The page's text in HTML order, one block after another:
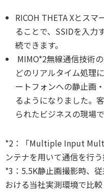
RICOH THETA Xとス
ることで、SSIDを入力
続できます。
MIMO*2無線通信技術
どのリアルタイム処理
ートフォンへの静止画
るようになりました。
られたビジネスの現場
*2：「Multiple Input
ンテナを用いて通信を行
*3：5.5K静止画撮影時、
おける当社実測環境で比